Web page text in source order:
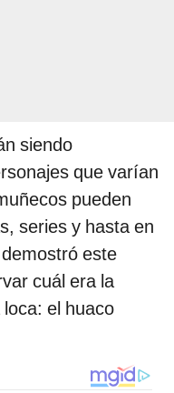
siendo
que varían
pueden
series y hasta en
este
cuál era la
el huaco